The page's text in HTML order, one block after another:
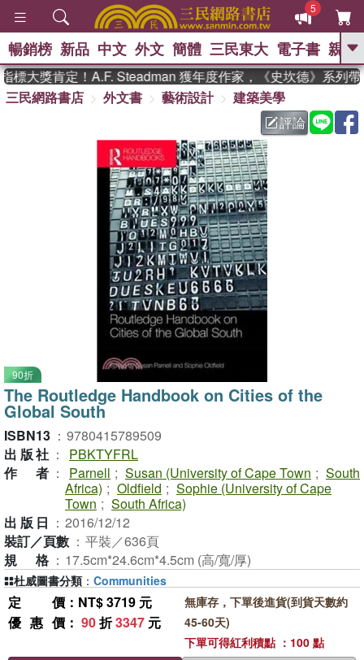
5
GO
熱搜： 東野圭吾 、 高希均教授回憶錄
父親節 、 如果歷
暑期推薦 、 國際布克
獎 臺灣漫遊錄 、 方念華
登輝時代 、 數學女孩：黎曼猜想
偉大的迷走神經
暢銷榜 新品 中文 外文 簡體 三民東大 電子書 親子
大獎肯定！A.F. Steadman 獲年度作家，《史坎德》系列帶
三民網路書店
外文書 藝術設計
建築美學
評論
90折
The Routledge Handbook on Cities of the
Global South
ISBN13 ： 9780415789509
出版社 ：
PBKTYFRL
作者 ： Parnell ; Susan (University of Cape Town ; South
Africa) ; Oldfield ; Sophie (University of Cape
Town ; South Africa)
出版日 ： 2016/12/12
裝訂／頁數 ： 平裝／636頁
規格 ： 17.5cm*24.6cm*4.5cm (高/寬/厚)
定價 ：NT$ 3719 元
優惠價 ： 90折3347 元
無庫存，下單後進貨(到貨天數約
45-60天)
下單可得紅利積點 ：100 點
杜威圖書分類 ： Communities